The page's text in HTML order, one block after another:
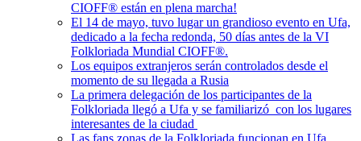
CIOFF® están en plena marcha!
El 14 de mayo, tuvo lugar un grandioso evento en Ufa,
dedicado a la fecha redonda, 50 días antes de la VI
Folkloriada Mundial CIOFF®.
Los equipos extranjeros serán controlados desde el
momento de su llegada a Rusia
La primera delegación de los participantes de la
Folkloriada llegó a Ufa y se familiarizó con los lugares
interesantes de la ciudad
Las fans zonas de la Folkloriada funcionan en Ufa